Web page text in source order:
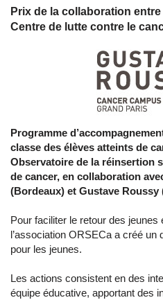
Prix de la collaboration
Centre de lutte contre le
Programme
classe des élèves atteints de
Observatoire de la réinsertion
de cancer, en collaboration
(Bordeaux) et Gustave Roussy
Pour faciliter le retour des
l’association ORSECa a créé un
pour les jeunes.
Les actions consistent en des
équipe éducative, apportant des